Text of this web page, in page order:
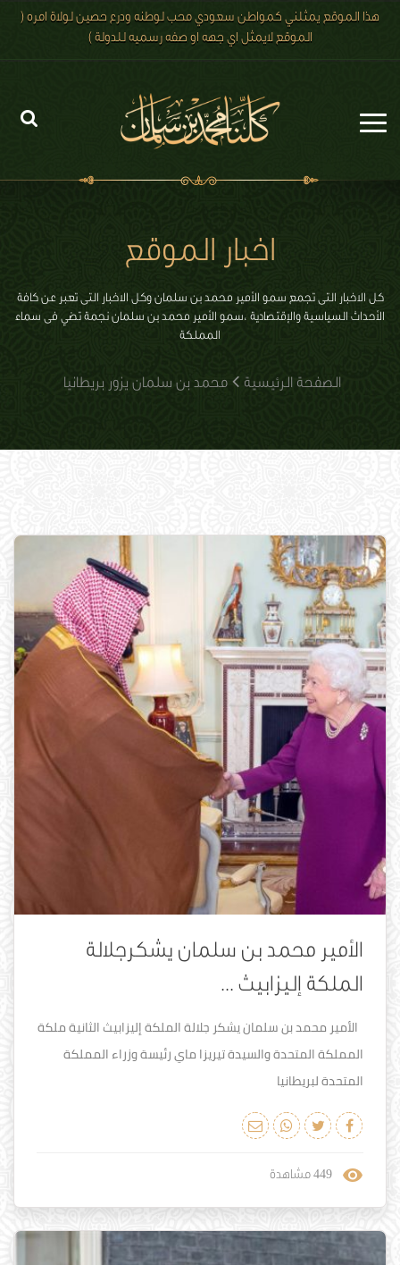
هذا الموقع يمثلني كمواطن سعودي محب لوطنه ودرع حصين لولاة امره (
الموقع لايمثل اي جهه او صفه رسميه للدولة )
الصور
تعليقات الزوار
اخبار الموقع
كل الاخبار التى تجمع سمو الأمير محمد بن سلمان وكل الاخبار التى تعبر عن كافة
الأحداث السياسية والإقتصادية ،سمو الأمير محمد بن سلمان نجمة تضي فى سماء
المملكة
الصفحة الرئيسية محمد بن سلمان يزور بريطانيا
الأمير محمد بن سلمان يشكرجلالة
الملكة إليزابيث ...
الأمير محمد بن سلمان يشكر جلالة الملكة إليزابيث الثانية ملكة
المملكة المتحدة والسيدة تيريزا ماي رئيسة وزراء المملكة
المتحدة لبريطانيا
449 مشاهدة